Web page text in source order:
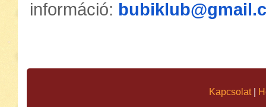
információ:
Kapcsolat|